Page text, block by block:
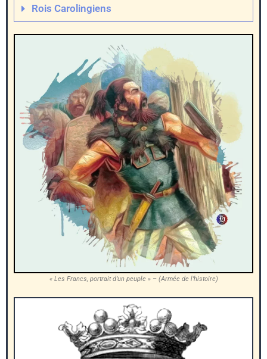
Rois Carolingiens
« Les Francs, portrait d’un peuple » – (Armée de l’histoire)